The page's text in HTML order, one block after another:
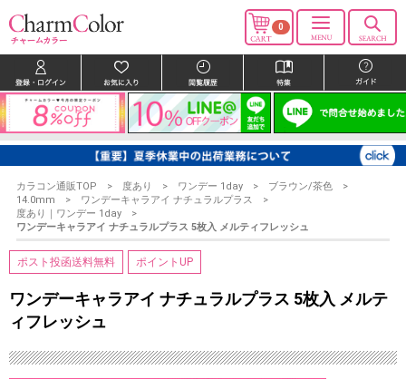
0
カラコン通販TOP 度あり ワンデー 1day
ブラウン/茶色
14.0mm
ワンデーキャラアイ ナチュラルプラス
度あり｜ワンデー 1day
ワンデーキャラアイ ナチュラルプラス 5枚入 メルティフレッシュ
ポスト投函送料無料 ポイントUP
ワンデーキャラアイ ナチュラルプラス 5枚入 メルテ
ィフレッシュ